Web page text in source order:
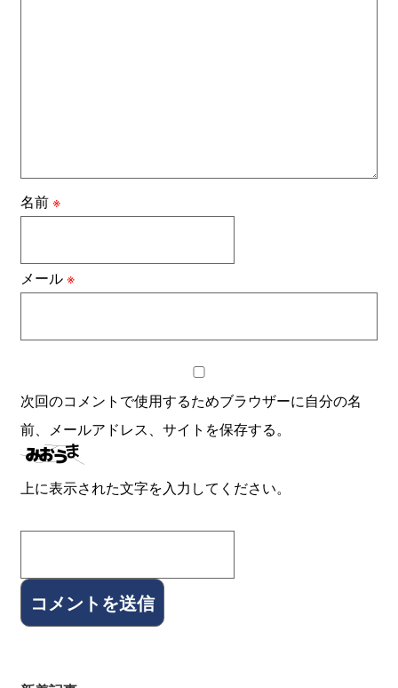
名前※
メール※
次回のコメントで使用するためブラウザーに自分の名
前、メールアドレス、サイトを保存する。
上に表示された文字を入力してください。